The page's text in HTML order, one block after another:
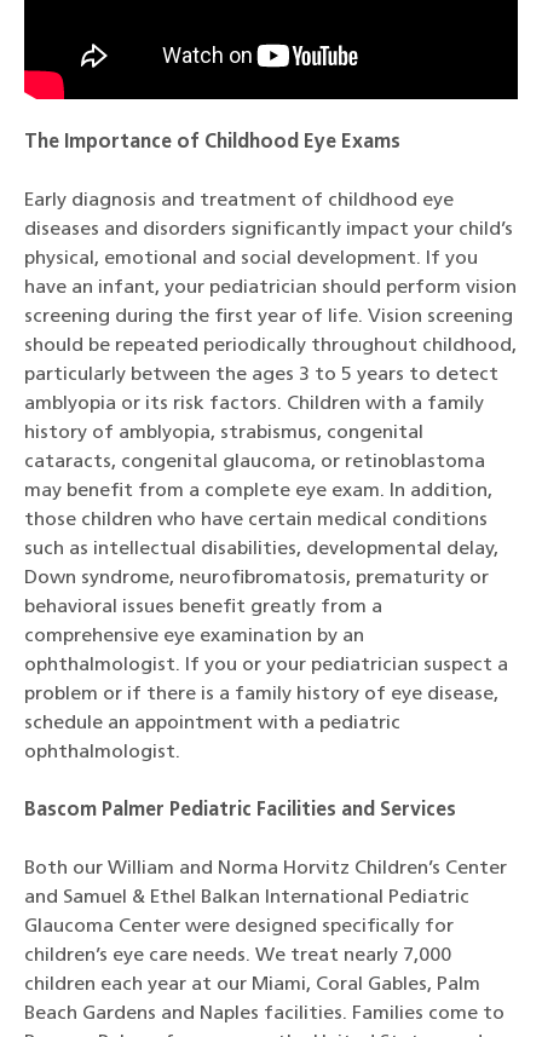
The Importance of Childhood Eye Exams
Early diagnosis and treatment of childhood eye
diseases and disorders significantly impact your child’s
physical, emotional and social development. If you
have an infant, your pediatrician should perform vision
screening during the first year of life. Vision screening
should be repeated periodically throughout childhood,
particularly between the ages 3 to 5 years to detect
amblyopia or its risk factors. Children with a family
history of amblyopia, strabismus, congenital
cataracts, congenital glaucoma, or retinoblastoma
may benefit from a complete eye exam. In addition,
those children who have certain medical conditions
such as intellectual disabilities, developmental delay,
Down syndrome, neurofibromatosis, prematurity or
behavioral issues benefit greatly from a
comprehensive eye examination by an
ophthalmologist. If you or your pediatrician suspect a
problem or if there is a family history of eye disease,
schedule an appointment with a pediatric
ophthalmologist.
Bascom Palmer Pediatric Facilities and Services
Both our William and Norma Horvitz Children’s Center
and Samuel & Ethel Balkan International Pediatric
Glaucoma Center were designed specifically for
children’s eye care needs. We treat nearly 7,000
children each year at our Miami, Coral Gables, Palm
Beach Gardens and Naples facilities. Families come to